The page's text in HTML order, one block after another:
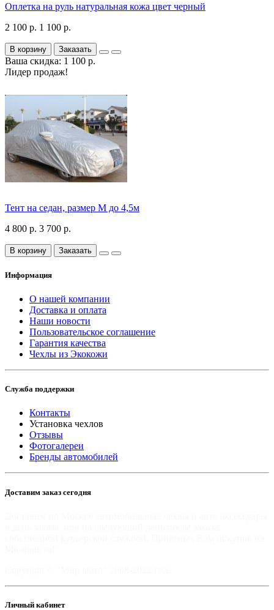
Оплетка на руль натуральная кожа цвет черный
2 100 р. 1 100 р.
В корзину Заказать
Ваша скидка: 1 100 р.
Лидер продаж!
Тент на седан, размер М до 4,5м
4 800 р. 3 700 р.
В корзину Заказать
Информация
О нашей компании
Доставка и оплата
Наши новости
Пользовательское соглашение
Гарантия качества
Чехлы из Экокожи
Служба поддержки
Контакты
Установка чехлов
Отзывы
Фотогалереи
Бренды автомобилей
Доставим заказ сегодня
Личный кабинет